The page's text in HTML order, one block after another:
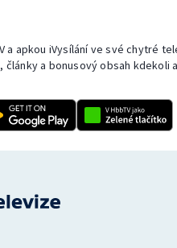
a apkou iVysílání ve své chytré
a bonusový obsah kdekoli